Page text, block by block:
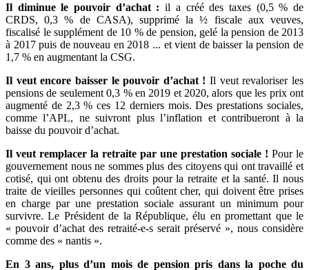
Il diminue le pouvoir d’achat :il a créé des taxes (0,5 % de
CRDS, 0,3 % de CASA), supprimé la ½ fiscale aux veuves,
fiscalisé le supplément de 10 % de pension, gelé la pension de 2013
à 2017 puis de nouveau en 2018 ... et vient de baisser la pension de
1,7 % en augmentant la CSG.
Il veut encore baisser le pouvoir d’achat !Il veut revaloriser les
pensions de seulement 0,3 % en 2019 et 2020, alors que les prix ont
augmenté de 2,3 % ces 12 derniers mois. Des prestations sociales,
comme l’APL, ne suivront plus l’inflation et contribueront à la
baisse du pouvoir d’achat.
Il veut remplacer la retraite par une prestation sociale ! Pour le
gouvernement nous ne sommes plus des citoyens qui ont travaillé et
cotisé, qui ont obtenu des droits pour la retraite et la santé. Il nous
traite de vieilles personnes qui coûtent cher, qui doivent être prises
en charge par une prestation sociale assurant un minimum pour
survivre. Le Président de la République, élu en promettant que le
« pouvoir d’achat des retraité-e-s serait préservé », nous considère
comme des « nantis ».
En 3 ans, plus d’un mois de pension pris dans la poche du